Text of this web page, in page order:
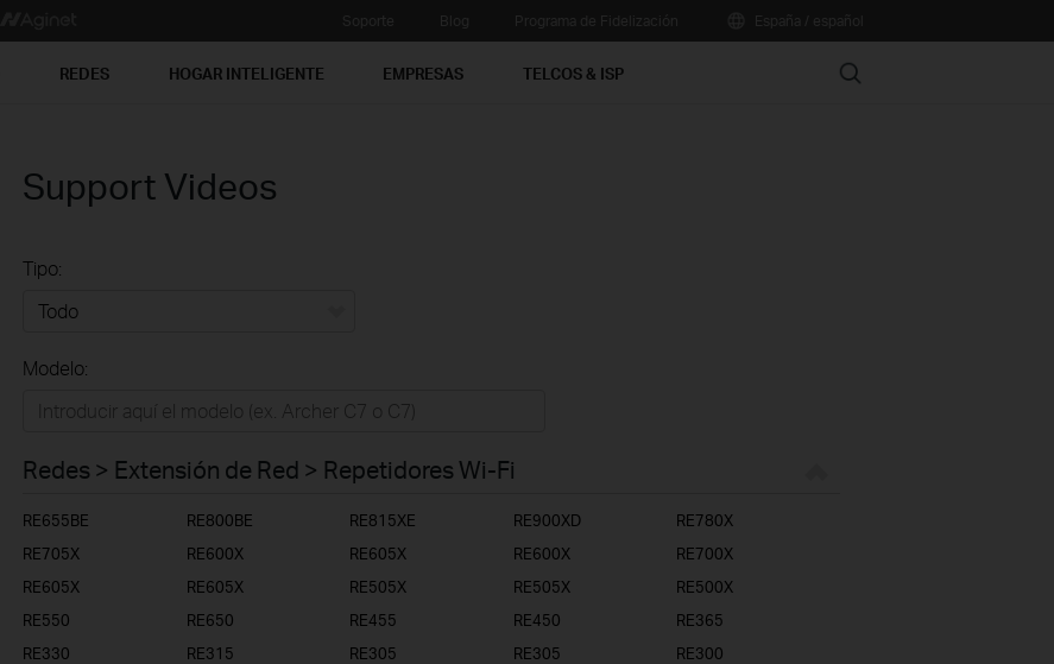
REDES HOGAR INTELIGENTE EMPRESAS TELCOS & ISP Search
Support Videos
Tipo:
Empresas
Telcos & ISP
Modelo:
Redes > Extensión de Red > Repetidores Wi-Fi
RE655BE RE800BE RE815XE RE900XD
RE780X
RE705X
RE600X RE605X RE600X
RE700X
RE605X
RE605X RE505X RE505X
RE500X
RE550
RE650 RE455 RE450
RE365
RE330
RE315 RE305 RE305
RE300